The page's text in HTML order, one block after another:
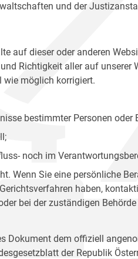
und der
auf dieser oder anderen
Richtigkeit aller auf
wie möglich korrigiert.
bestimmter Personen
noch im
Wenn Sie eine persönliche
haben,
bei der zuständigen
Dokument dem offiziell
der Republik